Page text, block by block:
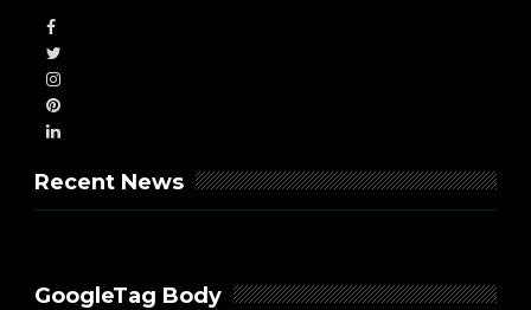
Recent News
GoogleTag Body